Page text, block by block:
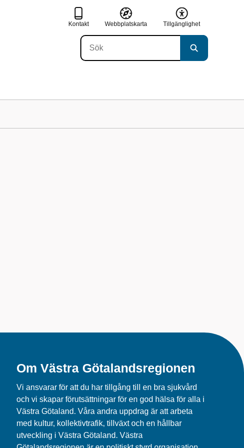
Kontakt Webbplatskarta Tillgänglighet
Om Västra Götalandsregionen
Vi ansvarar för att du har tillgång till en bra sjukvård
och vi skapar förutsättningar för en god hälsa för alla i
Västra Götaland. Våra andra uppdrag är att arbeta
med kultur, kollektivtrafik, tillväxt och en hållbar
utveckling i Västra Götaland. Västra